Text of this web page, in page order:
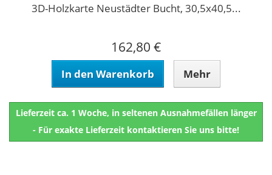
3D-Holzkarte Neustädter Bucht, 30,5x40,5...
162,80 €
In den Warenkorb Mehr
Lieferzeit ca. 1 Woche, in seltenen Ausnahmefällen länger
- Für exakte Lieferzeit kontaktieren Sie uns bitte!